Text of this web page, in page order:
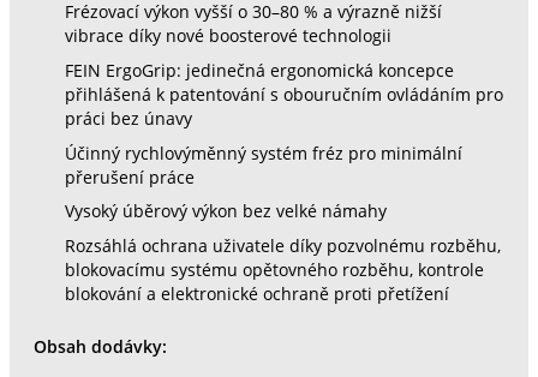
Frézovací výkon vyšší o 30–80 % a výrazně nižší
vibrace díky nové boosterové technologii
FEIN ErgoGrip: jedinečná ergonomická koncepce
přihlášená k patentování s obouručním ovládáním pro
práci bez únavy
Účinný rychlovýměnný systém fréz pro minimální
přerušení práce
Vysoký úběrový výkon bez velké námahy
Rozsáhlá ochrana uživatele díky pozvolnému rozběhu,
blokovacímu systému opětovného rozběhu, kontrole
blokování a elektronické ochraně proti přetížení
Obsah dodávky: